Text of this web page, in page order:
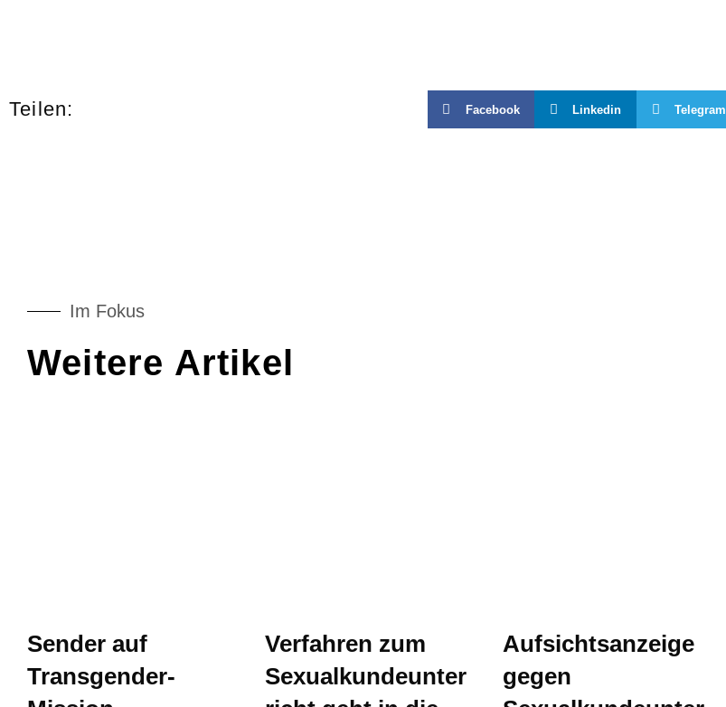
Teilen: Facebook Linkedin Telegram
Im Fokus
Weitere Artikel
Sender auf
Transgender-
Verfahren zum
Sexualkundeunter
Aufsichtsanzeige
gegen